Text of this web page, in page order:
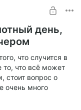
день,
что случится в
то, что всё может
стоит вопрос о
очень много